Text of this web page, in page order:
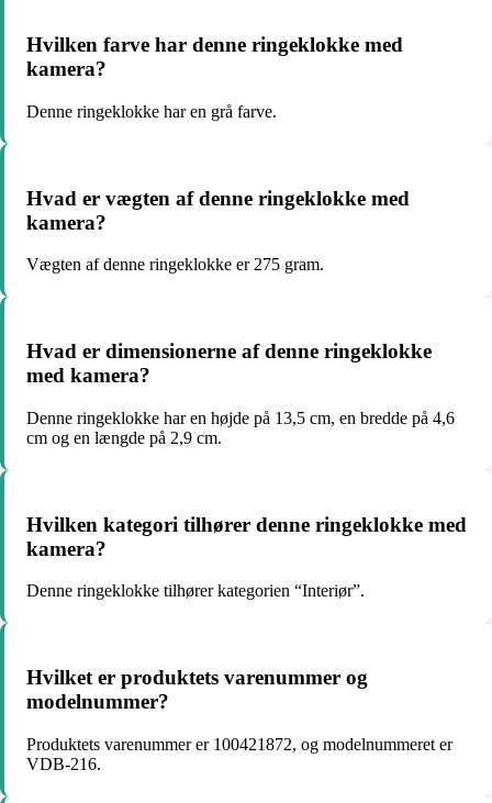
Hvilken farve har denne ringeklokke med
kamera?
Denne ringeklokke har en grå farve.
Hvad er vægten af denne ringeklokke med
kamera?
Vægten af denne ringeklokke er 275 gram.
Hvad er dimensionerne af denne ringeklokke
med kamera?
Denne ringeklokke har en højde på 13,5 cm, en bredde på 4,6
cm og en længde på 2,9 cm.
Hvilken kategori tilhører denne ringeklokke med
kamera?
Denne ringeklokke tilhører kategorien “Interiør”.
Hvilket er produktets varenummer og
modelnummer?
Produktets varenummer er 100421872, og modelnummeret er
VDB-216.